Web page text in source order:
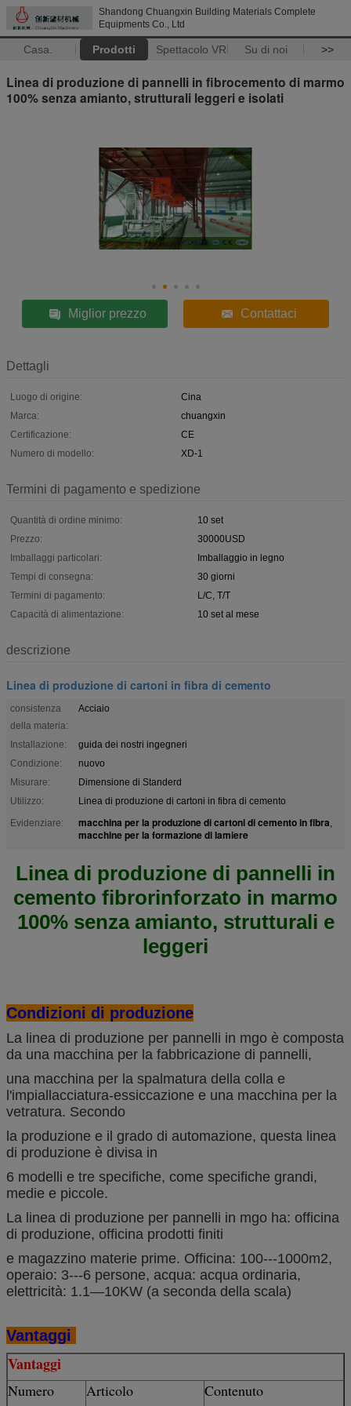
Shandong Chuangxin Building Materials Complete
Equipments Co., Ltd
Casa. Prodotti Spettacolo VR Su di noi >>
Linea di produzione di pannelli in fibrocemento di marmo
100% senza amianto, strutturali leggeri e isolati
Miglior prezzo Contattaci
Dettagli
Luogo di origine:
Cina
Marca:
chuangxin
Certificazione:
CE
Numero di modello:
XD-1
Termini di pagamento e spedizione
Quantità di ordine minimo:
10 set
Prezzo:
30000USD
Imballaggi particolari:
Imballaggio in legno
Tempi di consegna:
30 giorni
Termini di pagamento:
L/C, T/T
Capacità di alimentazione:
10 set al mese
descrizione
Linea di produzione di cartoni in fibra di cemento
consistenza
della materia:
Acciaio
Installazione:
guida dei nostri ingegneri
Condizione:
nuovo
Misurare:
Dimensione di Standerd
Utilizzo:
Linea di produzione di cartoni in fibra di cemento
Evidenziare:
macchina per la produzione di cartoni di cemento in fibra,
macchine per la formazione di lamiere
Linea di produzione di pannelli in
cemento fibrorinforzato in marmo
100% senza amianto, strutturali e
leggeri
Condizioni di produzione
La linea di produzione per pannelli in mgo è composta
da una macchina per la fabbricazione di pannelli,
una macchina per la spalmatura della colla e
l'impiallacciatura-essiccazione e una macchina per la
vetratura. Secondo
la produzione e il grado di automazione, questa linea
di produzione è divisa in
6 modelli e tre specifiche, come specifiche grandi,
medie e piccole.
La linea di produzione per pannelli in mgo ha: officina
di produzione, officina prodotti finiti
e magazzino materie prime. Officina: 100---1000m2,
operaio: 3---6 persone, acqua: acqua ordinaria,
elettricità: 1.1—10KW (a seconda della scala)
Vantaggi
Vantaggi
Numero Articolo Contenuto